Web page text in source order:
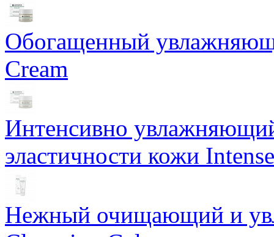
Обогащенный
Cream
Интенсивно
эластичности кожи
Нежный очищающий и